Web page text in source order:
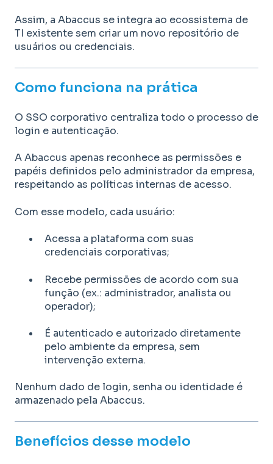
Assim, a Abaccus se integra ao ecossistema de
TI existente sem criar um novo repositório de
usuários ou credenciais.
Como funciona na prática
O SSO corporativo centraliza todo o processo de
login e autenticação.
A Abaccus apenas reconhece as permissões e
papéis definidos pelo administrador da empresa,
respeitando as políticas internas de acesso.
Com esse modelo, cada usuário:
Acessa a plataforma com suas
credenciais corporativas;
Recebe permissões de acordo com sua
função (ex.: administrador, analista ou
operador);
É autenticado e autorizado diretamente
pelo ambiente da empresa, sem
intervenção externa.
Nenhum dado de login, senha ou identidade é
armazenado pela Abaccus.
Benefícios desse modelo